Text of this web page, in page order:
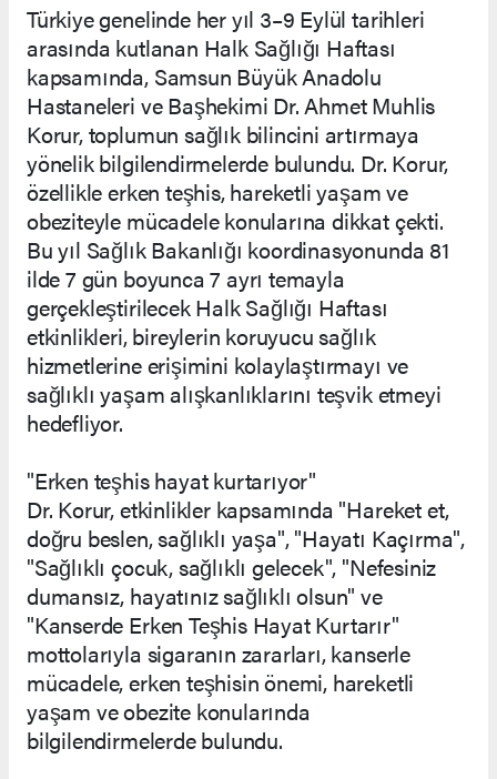
Türkiye genelinde her yıl 3–9 Eylül tarihleri
arasında kutlanan Halk Sağlığı Haftası
kapsamında, Samsun Büyük Anadolu
Hastaneleri ve Başhekimi Dr. Ahmet Muhlis
Korur, toplumun sağlık bilincini artırmaya
yönelik bilgilendirmelerde bulundu. Dr. Korur,
özellikle erken teşhis, hareketli yaşam ve
obeziteyle mücadele konularına dikkat çekti.
Bu yıl Sağlık Bakanlığı koordinasyonunda 81
ilde 7 gün boyunca 7 ayrı temayla
gerçekleştirilecek Halk Sağlığı Haftası
etkinlikleri, bireylerin koruyucu sağlık
hizmetlerine erişimini kolaylaştırmayı ve
sağlıklı yaşam alışkanlıklarını teşvik etmeyi
hedefliyor.
"Erken teşhis hayat kurtarıyor"
Dr. Korur, etkinlikler kapsamında "Hareket et,
doğru beslen, sağlıklı yaşa", "Hayatı Kaçırma",
"Sağlıklı çocuk, sağlıklı gelecek", "Nefesiniz
dumansız, hayatınız sağlıklı olsun" ve
"Kanserde Erken Teşhis Hayat Kurtarır"
mottolarıyla sigaranın zararları, kanserle
mücadele, erken teşhisin önemi, hareketli
yaşam ve obezite konularında
bilgilendirmelerde bulundu.